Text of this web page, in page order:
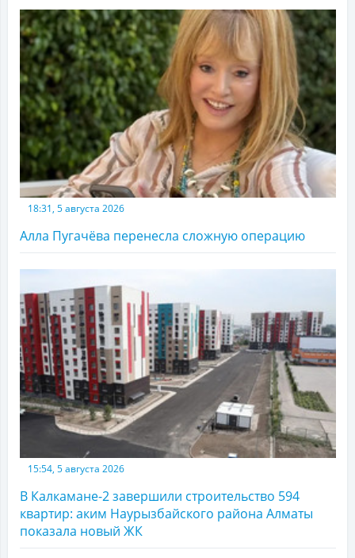
18:31, 5 августа 2026
Алла Пугачёва перенесла сложную операцию
15:54, 5 августа 2026
В Калкамане-2 завершили строительство 594
квартир: аким Наурызбайского района Алматы
показала новый ЖК